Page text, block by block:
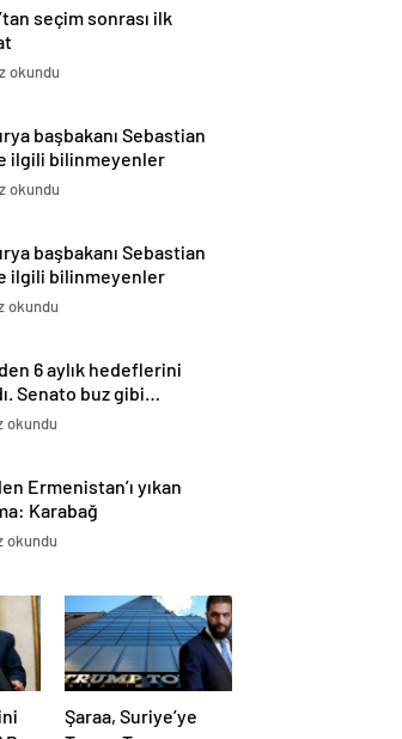
seçim sonrası ilk
okundu
başbakanı Sebastian
ilgili bilinmeyenler
okundu
başbakanı Sebastian
ilgili bilinmeyenler
okundu
6 aylık hedeflerini
Senato buz gibi…
okundu
Ermenistan’ı yıkan
Karabağ
ayrılmaz bir
okundu
Şaraa, Suriye’ye